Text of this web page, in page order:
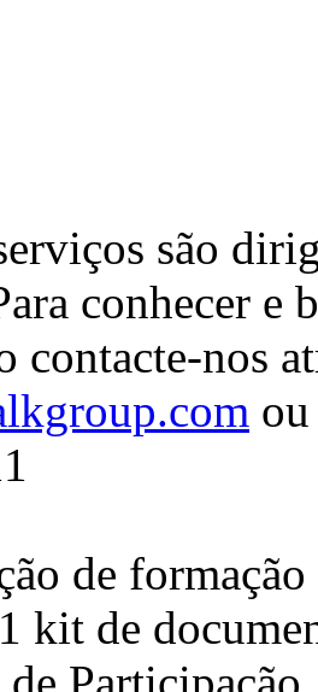
são
conhecer e
contacte-nos
de
kit de